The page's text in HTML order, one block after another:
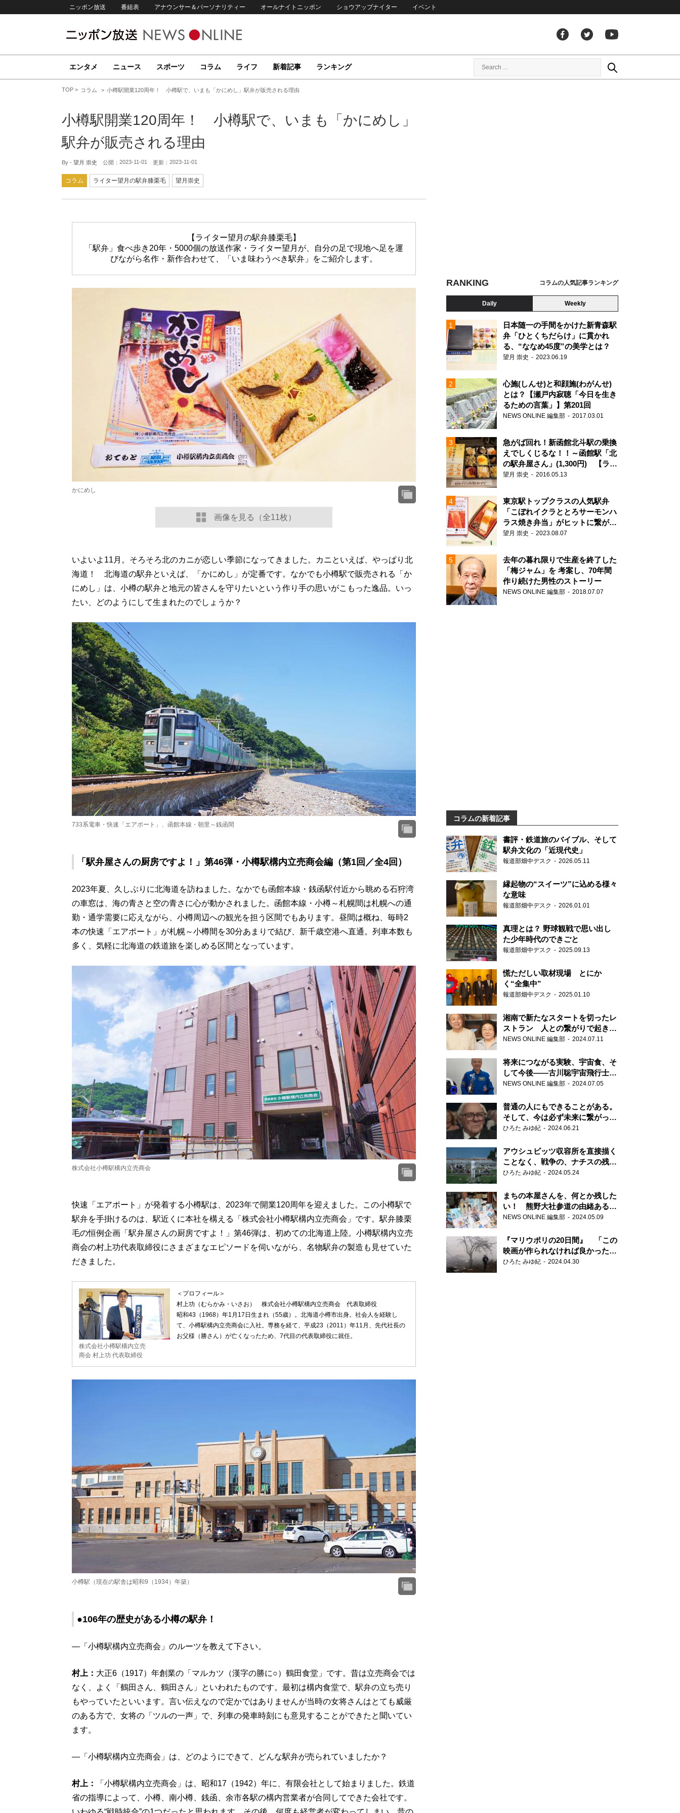
ニッポン放送 番組表 アナウンサー＆パーソナリティー オールナイトニッポン ショウアップナイター イベント
エンタメ ニュース スポーツ コラム ライフ 新着記事 ランキング
TOP コラム 小樽駅開業120周年！ 小樽駅で、いまも「かにめし」駅弁が販売される理由
小樽駅開業120周年！ 小樽駅で、いまも「かにめし」
駅弁が販売される理由
By - 望月 崇史 公開： 2023-11-01 更新： 2023-11-01
コラム ライター望月の駅弁膝栗毛 望月崇史
【ライター望月の駅弁膝栗毛】
「駅弁」食べ歩き20年・5000個の放送作家・ライター望月が、自分の足で現地へ足を運
びながら名作・新作合わせて、「いま味わうべき駅弁」をご紹介します。
画像を見る（全11枚）
かにめし
いよいよ11月。そろそろ北のカニが恋しい季節になってきました。カニといえば、やっぱり北
海道！ 北海道の駅弁といえば、「かにめし」が定番です。なかでも小樽駅で販売される「か
にめし」は、小樽の駅弁と地元の皆さんを守りたいという作り手の思いがこもった逸品。いっ
たい、どのようにして生まれたのでしょうか？
733系電車・快速「エアポート」、函館本線・朝里～銭函間
「駅弁屋さんの厨房ですよ！」第46弾・小樽駅構内立売商会編（第1回／全4回）
2023年夏、久しぶりに北海道を訪ねました。なかでも函館本線・銭函駅付近から眺める石狩湾
の車窓は、海の青さと空の青さに心が動かされました。函館本線・小樽～札幌間は札幌への通
勤・通学需要に応えながら、小樽周辺への観光を担う区間でもあります。昼間は概ね、毎時2
本の快速「エアポート」が札幌～小樽間を30分あまりで結び、新千歳空港へ直通。列車本数も
多く、気軽に北海道の鉄道旅を楽しめる区間となっています。
株式会社小樽駅構内立売商会
快速「エアポート」が発着する小樽駅は、2023年で開業120周年を迎えました。この小樽駅で
駅弁を手掛けるのは、駅近くに本社を構える「株式会社小樽駅構内立売商会」です。駅弁膝栗
毛の恒例企画「駅弁屋さんの厨房ですよ！」第46弾は、初めての北海道上陸。小樽駅構内立売
商会の村上功代表取締役にさまざまなエピソードを伺いながら、名物駅弁の製造も見せていた
だきました。
株式会社小樽駅構内立売
商会 村上功 代表取締役
＜プロフィール＞
村上功（むらかみ・いさお） 株式会社小樽駅構内立売商会 代表取締役
昭和43（1968）年1月17日生まれ（55歳）。北海道小樽市出身。社会人を経験し
て、小樽駅構内立売商会に入社。専務を経て、平成23（2011）年11月、先代社長の
お父様（勝さん）が亡くなったため、7代目の代表取締役に就任。
小樽駅（現在の駅舎は昭和9（1934）年築）
●106年の歴史がある小樽の駅弁！
―「小樽駅構内立売商会」のルーツを教えて下さい。
村上： 大正6（1917）年創業の「マルカツ（漢字の勝に○）鶴田食堂」です。昔は立売商会では
なく、よく「鶴田さん、鶴田さん」といわれたものです。最初は構内食堂で、駅弁の立ち売り
もやっていたといいます。言い伝えなので定かではありませんが当時の女将さんはとても威厳
のある方で、女将の「ツルの一声」で、列車の発車時刻にも意見することができたと聞いてい
ます。
―「小樽駅構内立売商会」は、どのようにできて、どんな駅弁が売られていましたか？
村上：
「小樽駅構内立売商会」は、昭和17（1942）年に、有限会社として始まりました。鉄道
省の指導によって、小樽、南小樽、銭函、余市各駅の構内営業者が合同してできた会社です。
RANKING コラムの人気記事ランキング
Daily Weekly
日本随一の手間をかけた新青森駅
弁「ひとくちだらけ」に貫かれ
る、“ななめ45度”の美学とは？
望月 崇史 2023.06.19
心施(しんせ)と和顔施(わがんせ)
とは？【瀬戸内寂聴「今日を生き
るための言葉」】第201回
NEWS ONLINE 編集部 2017.03.01
急がば回れ！新函館北斗駅の乗換
えでしくじるな！！～函館駅「北
の駅弁屋さん」(1,300円) 【ライ
ター望月の駅弁膝栗毛】
望月 崇史 2016.05.13
東京駅トップクラスの人気駅弁
「こぼれイクラととろサーモンハ
ラス焼き弁当」がヒットに繋がっ
た理由
望月 崇史 2023.08.07
去年の暮れ限りで生産を終了した
「梅ジャム」を 考案し、70年間
作り続けた男性のストーリー
NEWS ONLINE 編集部 2018.07.07
コラムの新着記事
書評・鉄道旅のバイブル、そして
駅弁文化の「近現代史」
報道部畑中デスク 2026.05.11
縁起物の“スイーツ”に込める様々
な意味
報道部畑中デスク 2026.01.01
真理とは？ 野球観戦で思い出し
た少年時代のできごと
報道部畑中デスク 2025.09.13
慌ただしい取材現場 とにか
く“全集中”
報道部畑中デスク 2025.01.10
湘南で新たなスタートを切ったレ
ストラン 人との繋がりで起きた
奇跡
NEWS ONLINE 編集部 2024.07.11
将来につながる実験、宇宙食、そ
して今後――古川聡宇宙飛行士単
独インタビュー
NEWS ONLINE 編集部 2024.07.05
普通の人にもできることがある。
そして、今は必ず未来に繋がって
いく……『ONE LIFE 奇跡が繋い
ひろた みゆ紀 2024.06.21
アウシュビッツ収容所を直接描く
ことなく、戦争の、ナチスの残虐
さが見える映画 『関心領域』
ひろた みゆ紀 2024.05.24
まちの本屋さんを、何とか残した
い！ 熊野大社参道の由緒ある書
店・三代目の強い思い
NEWS ONLINE 編集部 2024.05.09
『マリウポリの20日間』 「この
映画が作られなければ良かった」
と語る監督
ひろた みゆ紀 2024.04.30